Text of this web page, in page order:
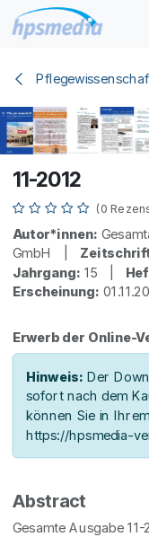
Zum Inhalt springen
11-2012
(0
Autor*innen:
GmbH |
Jahrgang: 15 |
Erscheinung:
Erwerb der Online-
Hinweis: Der
sofort nach dem
können Sie in
https://hpsmedia-
Abstract
Gesamte Ausgabe